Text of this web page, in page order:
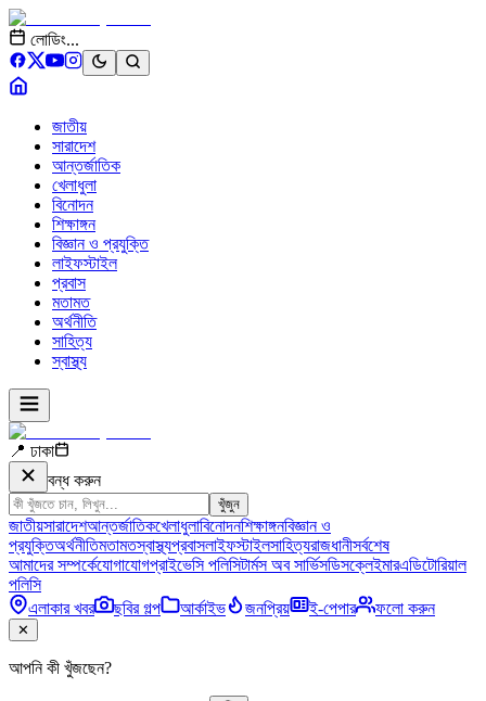
লোডিং...
জাতীয়
সারাদেশ
আন্তর্জাতিক
খেলাধুলা
বিনোদন
শিক্ষাঙ্গন
বিজ্ঞান ও প্রযুক্তি
লাইফস্টাইল
প্রবাস
মতামত
অর্থনীতি
সাহিত্য
স্বাস্থ্য
📍 ঢাকা
বন্ধ করুন
খুঁজুন
জাতীয়সারাদেশআন্তর্জাতিকখেলাধুলাবিনোদনশিক্ষাঙ্গনবিজ্ঞান ও
প্রযুক্তিঅর্থনীতিমতামতস্বাস্থ্যপ্রবাসলাইফস্টাইলসাহিত্যরাজধানীসর্বশেষ
আমাদের সম্পর্কেযোগাযোগপ্রাইভেসি পলিসিটার্মস অব সার্ভিসডিসক্লেইমারএডিটোরিয়াল
পলিসি
এলাকার খবর
ছবির গল্প আর্কাইভ জনপ্রিয় ই-পেপার ফলো করুন
✕
আপনি কী খুঁজছেন?